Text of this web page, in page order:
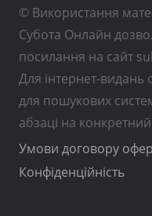
© Використання
Субота Онлайн
посилання на сайт
Для інтернет-видань
для пошукових
абзаці на
Умови договору
Конфіденційність